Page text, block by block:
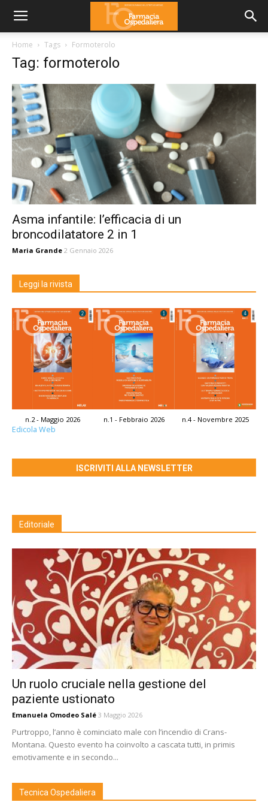
Home Tags Formoterolo
Tag: formoterolo
Asma infantile: l’efficacia di un
broncodilatatore 2 in 1
Maria Grande 2 Gennaio 2026
Leggi la rivista
n.2 - Maggio 2026 n.1 - Febbraio 2026 n.4 - Novembre 2025
Edicola Web
ISCRIVITI ALLA NEWSLETTER
Editoriale
Un ruolo cruciale nella gestione del
paziente ustionato
Emanuela Omodeo Salé 3 Maggio 2026
Purtroppo, l’anno è cominciato male con l’incendio di Crans-
Montana. Questo evento ha coinvolto a cascata tutti, in primis
emotivamente e in secondo...
Tecnica Ospedaliera